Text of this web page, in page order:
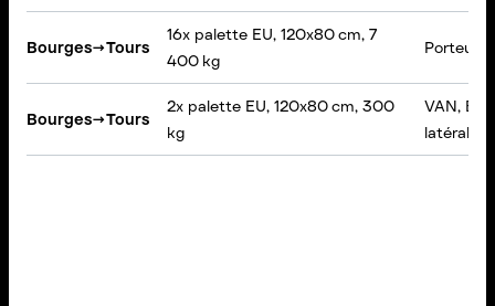
Bourges→Tours
16x palette EU, 120x80 cm, 7
400 kg
Porteur,
Bourges→Tours
2x palette EU, 120x80 cm, 300
kg
VAN,
latéral